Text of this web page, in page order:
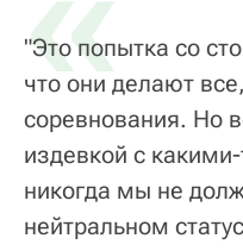
"Это попытка со
что они делают
соревнования. Но
издевкой с
никогда мы не
нейтральном